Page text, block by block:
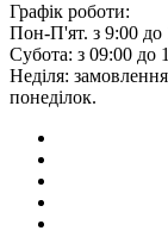
Графік роботи:
Пон-П'ят. з 9:00 до
Субота: з 09:00 до
Неділя:
понеділок.